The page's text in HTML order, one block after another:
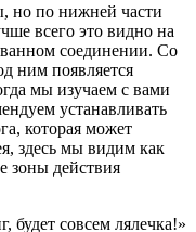
но по нижней части
всего это видно на
соединении. Со
ним появляется
мы изучаем с вами
устанавливать
которая может
здесь мы видим как
зоны действия